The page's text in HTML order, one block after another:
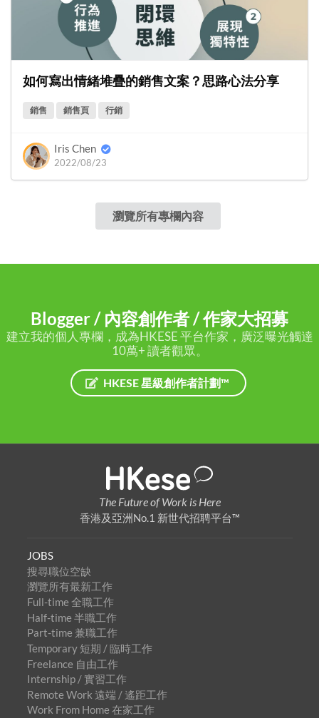
如何寫出情緒堆疊的銷售文案？思路心法分享
銷售 銷售頁 行銷
Iris Chen
2022/08/23
瀏覽所有專欄內容
Blogger / 內容創作者 / 作家大招募
建立我的個人專欄，成為HKESE 平台作家，廣泛曝光觸達
10萬+ 讀者觀眾。
HKESE 星級創作者計劃™
The Future of Work is Here
香港及亞洲No.1 新世代招聘平台™
JOBS
搜尋職位空缺
瀏覽所有最新工作
Full-time 全職工作
Half-time 半職工作
Part-time 兼職工作
Temporary 短期 / 臨時工作
Freelance 自由工作
Internship / 實習工作
Remote Work 遠端 / 遙距工作
Work From Home 在家工作